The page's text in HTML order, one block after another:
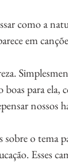
como a
em
boas para
nossos
sobre o tema
Esses